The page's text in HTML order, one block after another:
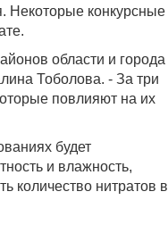
Некоторые конкурсные
области и города
Тоболова. - За три
повлияют на их
будет
и влажность,
количество нитратов в